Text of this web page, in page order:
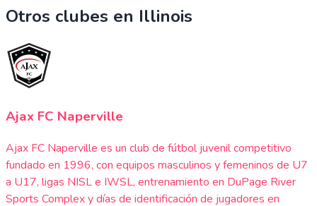
Otros clubes en Illinois
Ajax FC Naperville
Ajax FC Naperville es un club de fútbol juvenil competitivo
fundado en 1996, con equipos masculinos y femeninos de U7
a U17, ligas NISL e IWSL, entrenamiento en DuPage River
Sports Complex y días de identificación de jugadores en